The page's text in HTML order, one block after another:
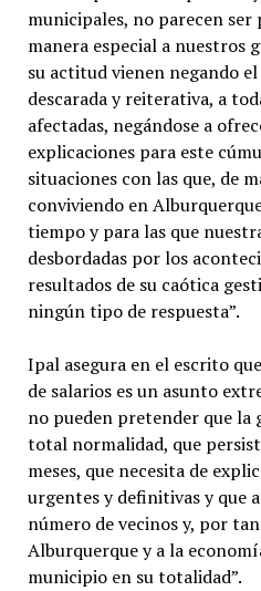
municipales, no parecen ser
manera especial a nuestros
su actitud vienen negando
descarada y reiterativa, a
afectadas, negándose a
explicaciones para este
situaciones con las que, de
conviviendo en
tiempo y para las que
desbordadas por los
resultados de su caótica
ningún tipo de respuesta”.
Ipal asegura en el escrito
de salarios es un asunto
no pueden pretender que la
total normalidad, que
meses, que necesita de
urgentes y definitivas y que
número de vecinos y, por
Alburquerque y a la
municipio en su totalidad”.